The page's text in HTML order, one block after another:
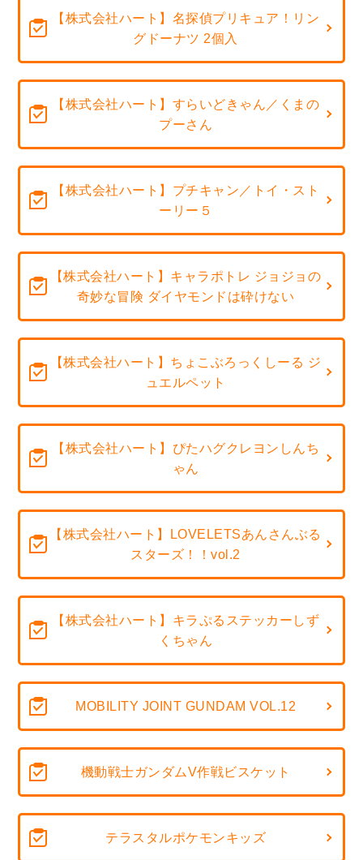
【株式会社ハート】名探偵プリキュア！リン
グドーナツ 2個入
【株式会社ハート】すらいどきゃん／くまの
プーさん
【株式会社ハート】プチキャン／トイ・スト
ーリー５
【株式会社ハート】キャラポトレ ジョジョの
奇妙な冒険 ダイヤモンドは砕けない
【株式会社ハート】ちょこぶろっくしーる ジ
ュエルペット
【株式会社ハート】ぴたハグクレヨンしんち
ゃん
【株式会社ハート】LOVELETSあんさんぶる
スターズ！！vol.2
【株式会社ハート】キラぷるステッカーしず
くちゃん
MOBILITY JOINT GUNDAM VOL.12
機動戦士ガンダムV作戦ビスケット
テラスタルポケモンキッズ